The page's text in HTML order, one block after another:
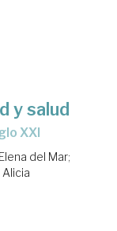
y salud
XXI
del Mar;